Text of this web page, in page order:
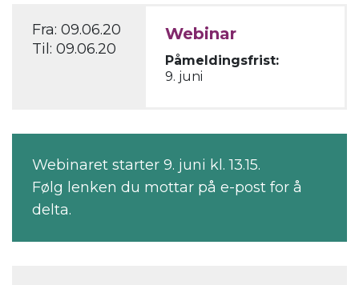
Fra: 09.06.20
Til: 09.06.20
Webinar
Påmeldingsfrist:
9. juni
Webinaret starter 9. juni kl. 13.15.
Følg lenken du mottar på e-post for å
delta.